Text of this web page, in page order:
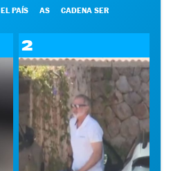
EL PAÍS AS CADENA SER
2